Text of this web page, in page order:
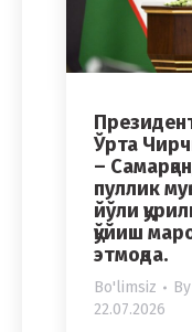
Ўрта
–
пуллик
йўли
қўйиш
этмоқда.
Bo'limsiz By
22.07.2026